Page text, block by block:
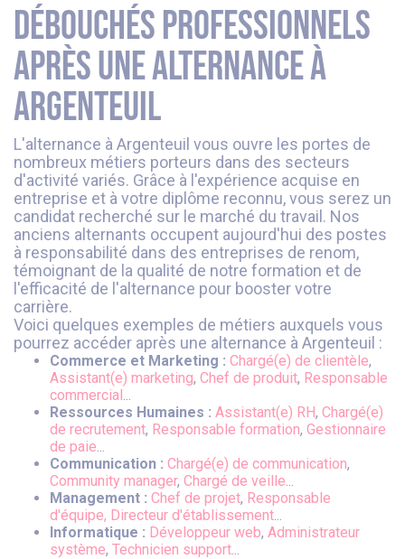
Débouchés professionnels
après une alternance à
Argenteuil
L'alternance à Argenteuil vous ouvre les portes de
nombreux métiers porteurs dans des secteurs
d'activité variés. Grâce à l'expérience acquise en
entreprise et à votre diplôme reconnu, vous serez un
candidat recherché sur le marché du travail. Nos
anciens alternants occupent aujourd'hui des postes
à responsabilité dans des entreprises de renom,
témoignant de la qualité de notre formation et de
l'efficacité de l'alternance pour booster votre
carrière.
Voici quelques exemples de métiers auxquels vous
pourrez accéder après une alternance à Argenteuil :
Commerce et Marketing : Chargé(e) de clientèle,
Assistant(e) marketing, Chef de produit, Responsable
commercial...
Ressources Humaines : Assistant(e) RH, Chargé(e)
de recrutement, Responsable formation, Gestionnaire
de paie...
Communication : Chargé(e) de communication,
Community manager, Chargé de veille...
Management : Chef de projet, Responsable
d'équipe, Directeur d'établissement...
Informatique : Développeur web, Administrateur
système, Technicien support...